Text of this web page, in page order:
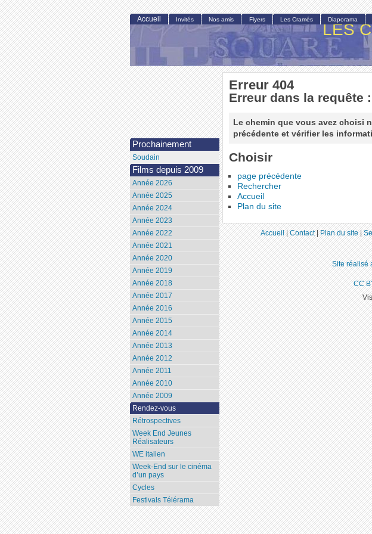
LES
Erreur 404
Erreur dans la requête
Le chemin que vous avez choisi
précédente et vérifier les
Choisir
page précédente
Rechercher
Accueil
Plan du site
Accueil Invités Nos amis Flyers Les Cramés Diaporama
Prochainement
Soudain
Films depuis 2009
Année 2026
Année 2025
Année 2024
Année 2023
Année 2022
Année 2021
Année 2020
Année 2019
Année 2018
Année 2017
Année 2016
Année 2015
Année 2014
Année 2013
Année 2012
Année 2011
Année 2010
Année 2009
Rendez-vous
Rétrospectives
Week End Jeunes
Réalisateurs
WE italien
Week-End sur le cinéma
d’un pays
Cycles
Festivals Télérama
Accueil|Contact|Plan du site|
Site réalisé
CC